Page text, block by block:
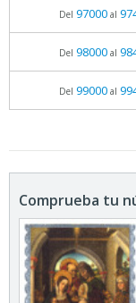
Del 97000al
Del 98000al
Del 99000al
Comprueba tu